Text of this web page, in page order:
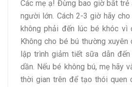
Các mẹ ạ! Đừng bao giờ bắt trẻ
người lớn. Cách 2-3 giờ hãy
không phải đến lúc bé khóc vì
Không cho bé bú thường
lập trình giảm tiết sữa dẫn
dần. Nếu bé không bú, mẹ hãy
thời gian trên để tạo thói quen